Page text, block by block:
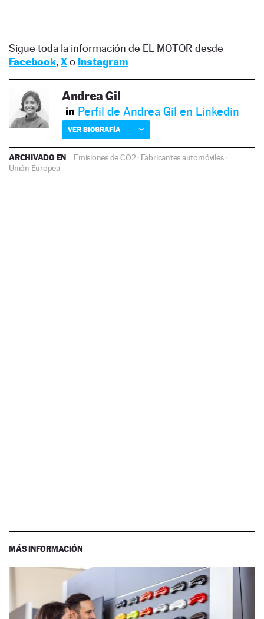
Sigue toda la información de EL MOTOR desde
Facebook, Xo Instagram
Andrea Gil
Perfil de Andrea Gil en Linkedin
VER BIOGRAFÍA
ARCHIVADO EN Emisiones de CO2 · Fabricantes automóviles·
Unión Europea
MÁS INFORMACIÓN